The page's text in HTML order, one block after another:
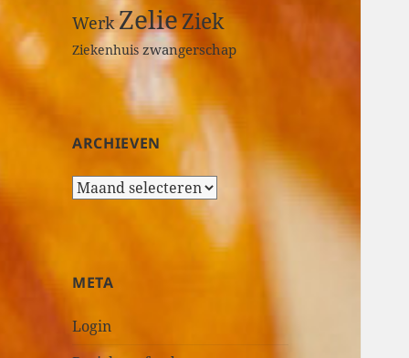
WerkZelieZiek
Ziekenhuis zwangerschap
ARCHIEVEN
A
i
v
e
META
Login